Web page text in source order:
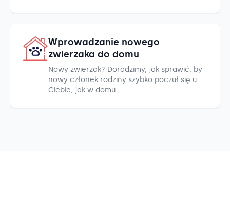
Wprowadzanie nowego
zwierzaka do domu
Nowy zwierzak? Doradzimy, jak sprawić, by
nowy członek rodziny szybko poczuł się u
Ciebie, jak w domu.